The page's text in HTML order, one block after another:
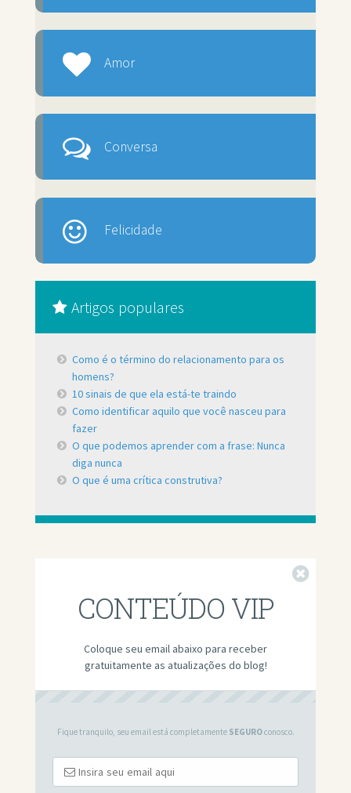
Amor
Conversa
Felicidade
Artigos populares
Como é o término do relacionamento para os
homens?
10 sinais de que ela está-te traindo
Como identificar aquilo que você nasceu para
fazer
O que podemos aprender com a frase: Nunca
diga nunca
O que é uma crítica construtiva?
CONTEÚDO VIP
Coloque seu email abaixo para receber
gratuitamente as atualizações do blog!
Fique tranquilo, seu email está completamente SEGUROconosco.